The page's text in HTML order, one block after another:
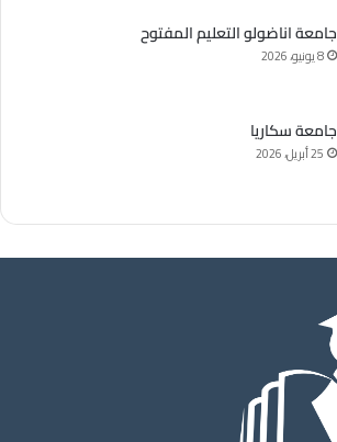
جامعة اناضولو التعليم المفتوح
8 يونيو، 2026
جامعة سكاريا
25 أبريل، 2026